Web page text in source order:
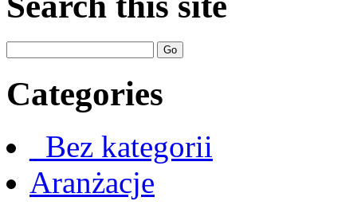
Categories
_Bez kategorii
Aranżacje